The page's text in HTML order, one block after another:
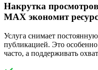
Накрутка
MAX экономит ресурс
Услуга снимает
публикацией. Это
часто, а поддерживать